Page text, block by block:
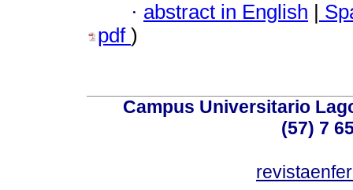
· abstract in English
pdf )
Campus Universitario
(57) 7